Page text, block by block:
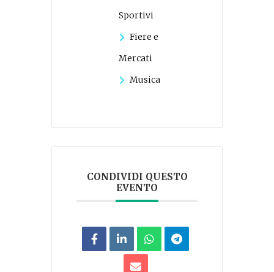
Sportivi
Fiere e
Mercati
Musica
CONDIVIDI QUESTO
EVENTO